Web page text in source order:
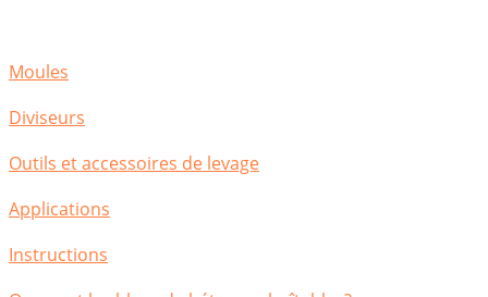
Moules
Diviseurs
Outils et accessoires de levage
Applications
Instructions